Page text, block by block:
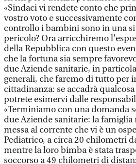
«Sindaci vi rendete conto che
vostro voto e successivamente
controllo i bambini sono in una
pericolo? Ora arricchiremo
della Repubblica con questo
che la fortuna sia sempre
due Aziende sanitarie, in
generali, che faremo di tutto per
cittadinanza: se accadrà
potrete esimervi dalle
«Terminiamo con una domanda
due Aziende sanitarie: la famiglia
messa al corrente che vi è un
Pediatrico, a circa 20 chilometri
mentre la loro bimba è stata
soccorso a 49 chilometri di